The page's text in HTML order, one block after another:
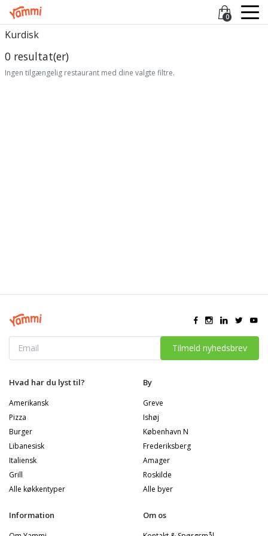
0
Kurdisk
0 resultat(er)
Ingen tilgængelig restaurant med dine valgte filtre.
Tilmeld nyhedsbrev
Hvad har du lyst til?
Amerikansk
Pizza
Burger
Libanesisk
Italiensk
Grill
Alle køkkentyper
By
Greve
Ishøj
København N
Frederiksberg
Amager
Roskilde
Alle byer
Information Om os